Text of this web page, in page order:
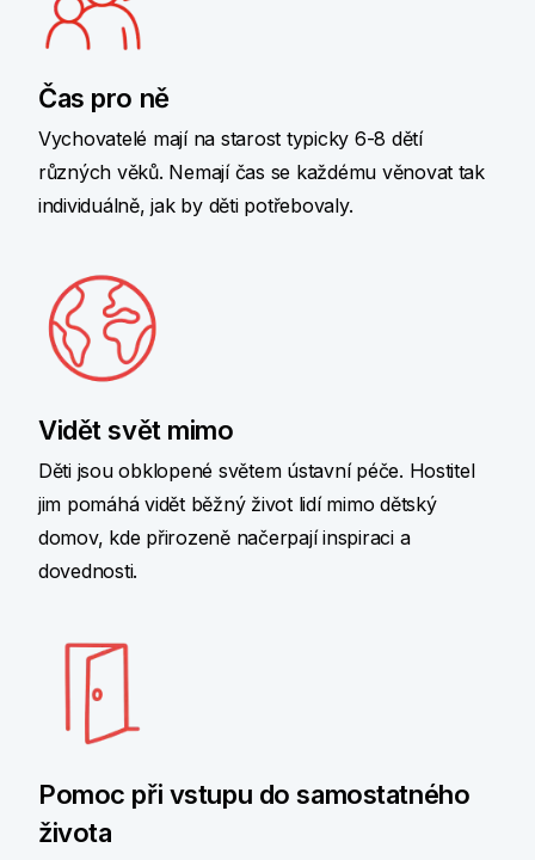
Čas pro ně
Vychovatelé mají na starost typicky 6-8 dětí
různých věků. Nemají čas se každému věnovat tak
individuálně, jak by děti potřebovaly.
Vidět svět mimo
Děti jsou obklopené světem ústavní péče. Hostitel
jim pomáhá vidět běžný život lidí mimo dětský
domov, kde přirozeně načerpají inspiraci a
dovednosti.
Pomoc při vstupu do samostatného
života